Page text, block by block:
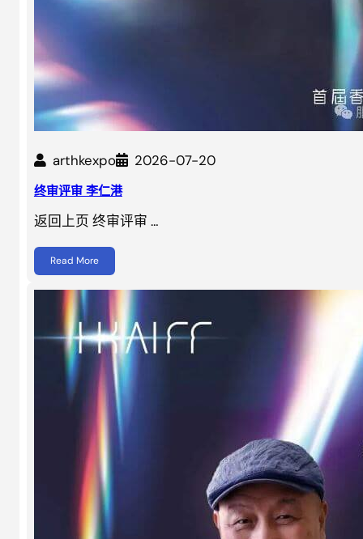
arthkexpo 2026-07-20
终审评审 李仁港
返回上页 终审评审 …
Read More